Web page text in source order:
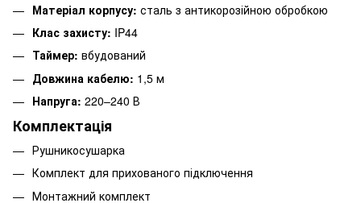
Матеріал корпусу: сталь з антикорозійною обробкою
Клас захисту: IP44
Таймер: вбудований
Довжина кабелю: 1,5 м
Напруга: 220–240 В
Комплектація
Рушникосушарка
Комплект для прихованого підключення
Монтажний комплект